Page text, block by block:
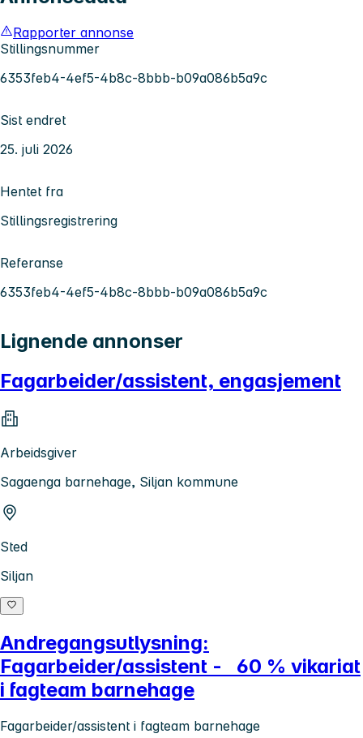
Rapporter annonse
Stillingsnummer
6353feb4-4ef5-4b8c-8bbb-b09a086b5a9c
Sist endret
25. juli 2026
Hentet fra
Stillingsregistrering
Referanse
6353feb4-4ef5-4b8c-8bbb-b09a086b5a9c
Lignende annonser
Fagarbeider/assistent, engasjement
Arbeidsgiver
Sagaenga barnehage, Siljan kommune
Sted
Siljan
Andregangsutlysning:
Fagarbeider/assistent - 60 % vikariat
i fagteam barnehage
Fagarbeider/assistent i fagteam barnehage